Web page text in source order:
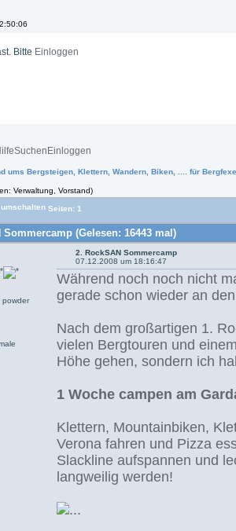
Bitte Einloggen
Suchen Einloggen
ums Bergsteigen, Klettern, Wandern, Biken, .... für
Verwaltung, Vorstand)
Seiten: 1
Sommercamp (Gelesen: 16443 mal)
powder
2. RockSAN Sommercamp
07.12.2008 um 18:16:47
Während noch noch nicht
gerade schon wieder an
Nach dem großartigen 1.
vielen Bergtouren und
Höhe gehen, sondern ich
1 Woche campen am
Klettern, Mountainbiken,
Verona fahren und Pizza
Slackline aufspannen und
langweilig werden!